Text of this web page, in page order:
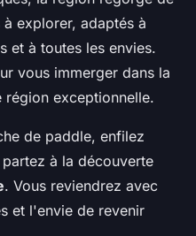
explorer, adaptés à
et à toutes les envies.
vous immerger dans la
exceptionnelle.
de paddle, enfilez
à la découverte
. Vous reviendrez avec
et l'envie de revenir